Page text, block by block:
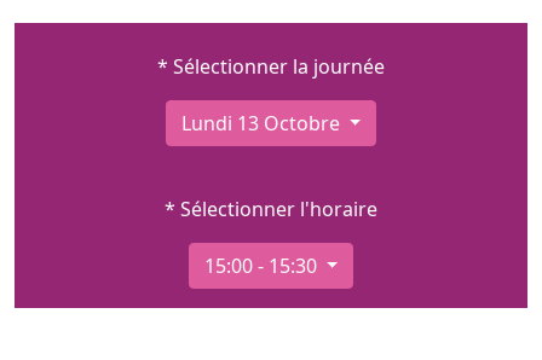
* Sélectionner la journée
Lundi 13 Octobre
* Sélectionner l'horaire
15:00 - 15:30